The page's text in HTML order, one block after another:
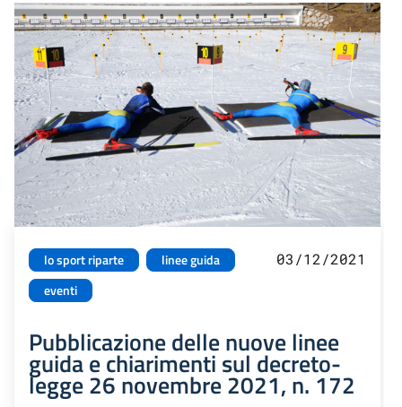
lo sport riparte
linee guida
eventi
03/12/2021
Pubblicazione delle nuove linee
guida e chiarimenti sul decreto-
legge 26 novembre 2021, n. 172